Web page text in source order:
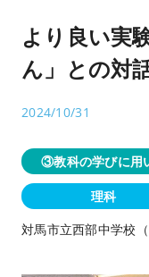
より良い実
ん」との対
2024/10/31
③教科の学びに用
理科
対馬市立西部中学校（